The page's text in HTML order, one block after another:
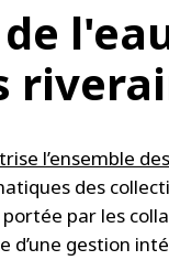
l’ensemble
des
portée par les
d’une gestion